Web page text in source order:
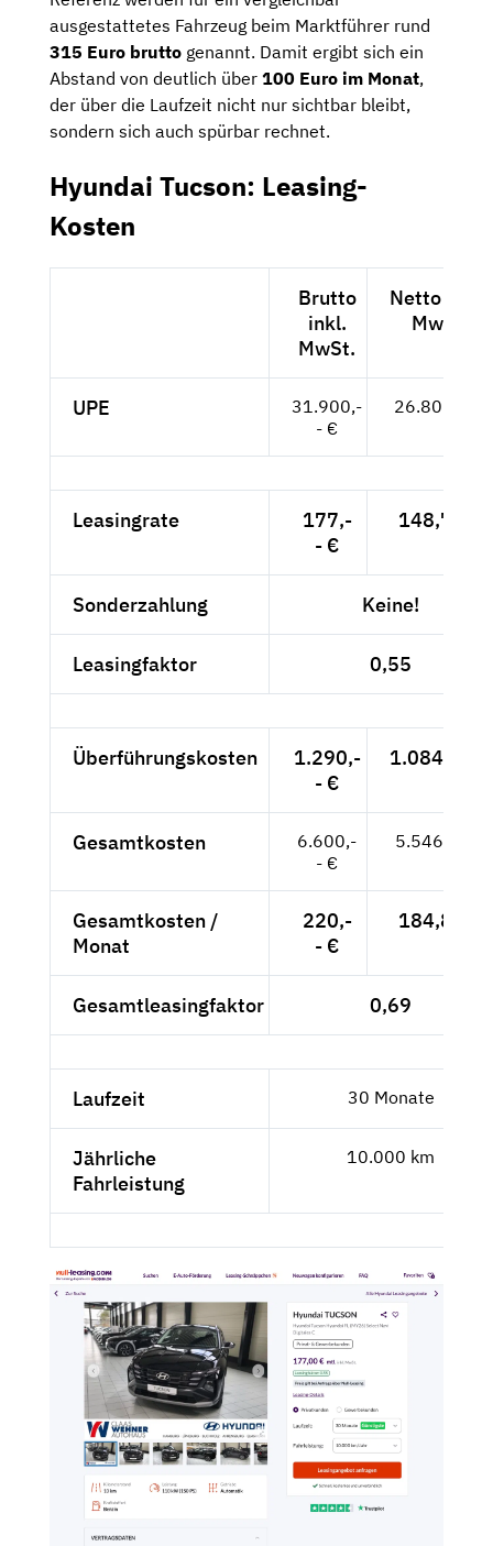
ausgestattetes Fahrzeug beim Marktführer rund
315 Euro brutto genannt. Damit ergibt sich ein
Abstand von deutlich über 100 Euro im Monat,
der über die Laufzeit nicht nur sichtbar bleibt,
sondern sich auch spürbar rechnet.
Hyundai Tucson: Leasing-
Kosten
Brutto
inkl.
MwSt.
Netto exkl.
MwSt.
UPE
31.900,-
- €
26.807,-- €
Leasingrate
177,-
- €
148,74 €
Sonderzahlung Keine!
Leasingfaktor 0,55
Überführungskosten
1.290,-
- €
1.084,03 €
Gesamtkosten
6.600,-
- €
5.546,22 €
Gesamtkosten /
Monat
220,-
- €
184,87 €
Gesamtleasingfaktor 0,69
Laufzeit 30 Monate
Jährliche
Fahrleistung
10.000 km